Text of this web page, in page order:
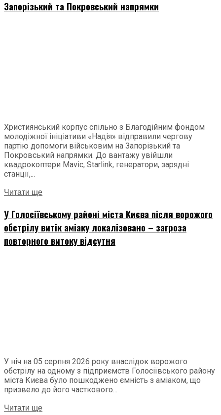
Запорізький та Покровський напрямки
Християнський корпус спільно з Благодійним фондом
молодіжної ініціативи «Надія» відправили чергову
партію допомоги військовим на Запорізький та
Покровський напрямки. До вантажу увійшли
квадрокоптери Mavic, Starlink, генератори, зарядні
станції,...
Читати ще
У Голосіївському районі міста Києва після ворожого
обстрілу витік аміаку локалізовано – загроза
повторного витоку відсутня
У ніч на 05 серпня 2026 року внаслідок ворожого
обстрілу на одному з підприємств Голосіївського району
міста Києва було пошкоджено ємність з аміаком, що
призвело до його часткового...
Читати ще